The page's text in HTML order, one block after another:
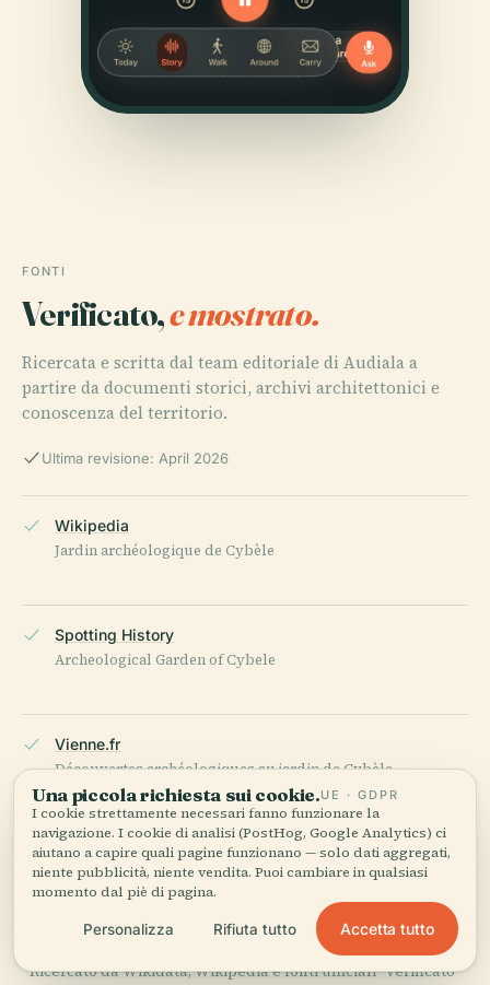
FONTI
Verificato,e mostrato.
Ricercata e scritta dal team editoriale di Audiala a
partire da documenti storici, archivi architettonici e
conoscenza del territorio.
Ultima revisione: April 2026
Wikipedia
Jardin archéologique de Cybèle
Spotting History
Archeological Garden of Cybele
Vienne.fr
Découvertes archéologiques au jardin de Cybèle
The Bite Tour
15 Best Things to Do in Vienne (France)
Ricercato da Wikidata, Wikipedia e fonti ufficiali · verificato ·
Una piccola richiesta sui cookie.UE · GDPR
I cookie strettamente necessari fanno funzionare la
navigazione. I cookie di analisi (PostHog, Google Analytics) ci
aiutano a capire quali pagine funzionano — solo dati aggregati,
niente pubblicità, niente vendita. Puoi cambiare in qualsiasi
momento dal piè di pagina.
Personalizza Rifiuta tutto Accetta tutto